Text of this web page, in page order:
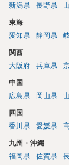
新潟県
長野県
東海
愛知県
静岡県
関西
大阪府
兵庫県
中国
広島県
岡山県
四国
香川県
愛媛県
九州・沖縄
福岡県
佐賀県